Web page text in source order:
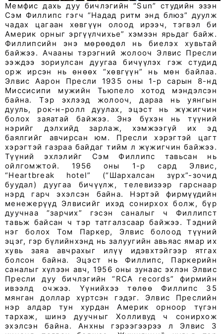
Мемфис дахь дуу бичлэгийн “Sun” студийн эзэн
Сэм Филлипс гэгч “Надад ритм энд блюз” дуулж
чадах цагаан хөвгүүн олоод ирээч, тэгвэл би
Америк орныг эргүүлчихье” хэмээн ярьдаг байж.
Филлипсийн энэ мөрөөдөл нь биелэх хувьтай
байжээ. Ачааны тэрэгний жолооч Элвис Пресли
ээждээ зориулсан дуугаа бичүүлэх гэж студид
орж ирсэн нь өнөөх “хөвгүүн” нь мөн байлаа.
Элвис Аарон Пресли 1935 оны 1-р сарын 8-нд
Миссисипи мужийн Тьюпело хотод мэндэлсэн
байна. Тэр эхлээд жолооч, дараа нь уянгын
дууль, рок-н-ролл дуулах, эцэст нь жүжигчин
болох заяатай байжээ. Энэ бүхэн нь түүний
нэрийг дэлхийд зарлаж, хэмжээгүй их эд
баялгийг авчирсан юм. Пресли хэрэгтэй цагт
хэрэгтэй газраа байдаг тийм л жүжигчин байжээ.
Түүний эхлэлийг Сэм Филлипс тавьсан нь
ойлгомжтой. 1956 оны 1-р сард Элвис,
“Heartbreak hotel” (“Шархалсан зүрх”-зочид
буудал) дуугаа бичүүлж, телевизээр гарснаар
нэрд гарч эхэлсэн байна. Нэртэй фирмүүдийн
менежерүүд Элвисийг ихэд сонирхох болж, бүр
дуучнаа “зарчих” гэсэн саналыг ч Филлипст
тавьж байсан ч тэр татгалзсаар байжээ. Тэдний
нэг болох Том Паркер, Элвис болоод түүний
эцэг, гэр бүлийнхэнд нь залуугийн авьяас ямар их
хувь заяа авчрахыг илүү идэвхтэйгээр ятгах
болсон байна. Эцэст нь Филлипс, Паркерийн
саналыг хүлээн авч, 1956 оны зунаас эхлэн Элвис
Пресли дуу бичлэгийн “RCA records” фирмийн
ивээлд очжээ. Үүнийхээ төлөө Филлипс 35
мянган доллар хүртсэн гэдэг. Элвис Преслийн
нэр алдар тун хурдан Америк орноор түгэн
тархаж, шинэ дуучныг Холливуд ч сонирхож
эхэлсэн байна. Анхны гэрээгээрээ л Элвис 3